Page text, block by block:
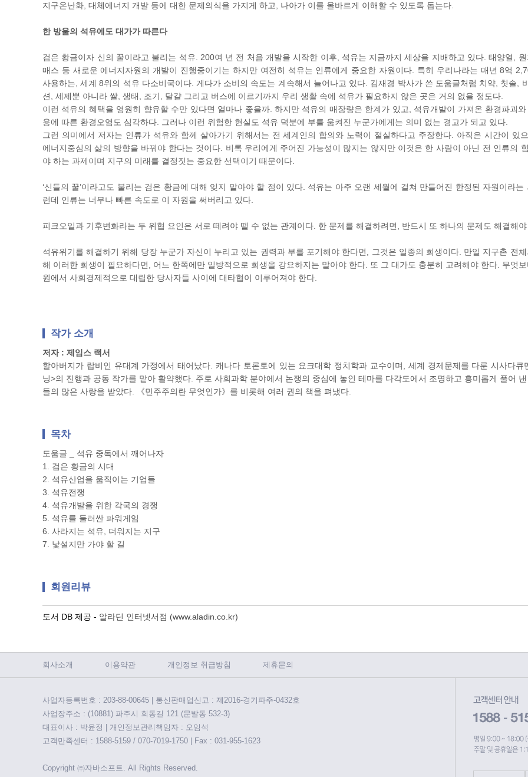
지구온난화, 대체에너지 개발 등에 대한 문제의식을 가지게 하고, 나아가 이를 올바르게 이해할 수 있도록 돕는다.
한 방울의 석유에도 대가가 따른다
검은 황금이자 신의 꿀이라고 불리는 석유. 200여 년 전 처음 개발을 시작한 이후, 석유는 지금까지 세상을 지배하고 있다. 태양열,
매스 등 새로운 에너지자원의 개발이 진행중이기는 하지만 여전히 석유는 인류에게 중요한 자원이다. 특히 우리나라는 매년 8억
사용하는, 세계 8위의 석유 다소비국이다. 게다가 소비의 속도는 계속해서 늘어나고 있다. 김재경 박사가 쓴 도움글처럼 치약, 칫솔,
션, 세제뿐 아니라 쌀, 생태, 조기, 달걀 그리고 버스에 이르기까지 우리 생활 속에 석유가 필요하지 않은 곳은 거의 없을 정도다.
이런 석유의 혜택을 영원히 향유할 수만 있다면 얼마나 좋을까. 하지만 석유의 매장량은 한계가 있고, 석유개발이 가져온 환경파괴
용에 따른 환경오염도 심각하다. 그러나 이런 위험한 현실도 석유 덕분에 부를 움켜진 누군가에게는 의미 없는 경고가 되고 있다.
그런 의미에서 저자는 인류가 석유와 함께 살아가기 위해서는 전 세계인의 합의와 노력이 절실하다고 주장한다. 아직은 시간이 있
에너지중심의 삶의 방향을 바꿔야 한다는 것이다. 비록 우리에게 주어진 가능성이 많지는 않지만 이것은 한 사람이 아닌 전 인류의
야 하는 과제이며 지구의 미래를 결정짓는 중요한 선택이기 때문이다.
‘신들의 꿀’이라고도 불리는 검은 황금에 대해 잊지 말아야 할 점이 있다. 석유는 아주 오랜 세월에 걸쳐 만들어진 한정된 자원이라는
런데 인류는 너무나 빠른 속도로 이 자원을 써버리고 있다.
피크오일과 기후변화라는 두 위협 요인은 서로 떼려야 뗄 수 없는 관계이다. 한 문제를 해결하려면, 반드시 또 하나의 문제도 해결해
석유위기를 해결하기 위해 당장 누군가 자신이 누리고 있는 권력과 부를 포기해야 한다면, 그것은 일종의 희생이다. 만일 지구촌 전
해 이러한 희생이 필요하다면, 어느 한쪽에만 일방적으로 희생을 강요하지는 말아야 한다. 또 그 대가도 충분히 고려해야 한다. 무엇
원에서 사회경제적으로 대립한 당사자들 사이에 대타협이 이루어져야 한다.
작가 소개
저자 : 제임스 랙서
할아버지가 랍비인 유대계 가정에서 태어났다. 캐나다 토론토에 있는 요크대학 정치학과 교수이며, 세계 경제문제를 다룬 시사다큐
닝>의 진행과 공동 작가를 맡아 활약했다. 주로 사회과학 분야에서 논쟁의 중심에 놓인 테마를 다각도에서 조명하고 흥미롭게 풀어
들의 많은 사랑을 받았다. 《민주주의란 무엇인가》를 비롯해 여러 권의 책을 펴냈다.
목차
도움글 _ 석유 중독에서 깨어나자
1. 검은 황금의 시대
2. 석유산업을 움직이는 기업들
3. 석유전쟁
4. 석유개발을 위한 각국의 경쟁
5. 석유를 둘러싼 파워게임
6. 사라지는 석유, 더워지는 지구
7. 낯설지만 가야 할 길
회원리뷰
도서 DB 제공 - 알라딘 인터넷서점 (www.aladin.co.kr)
회사소개 이용약관 개인정보 취급방침 제휴문의
사업자등록번호 : 203-88-00645 | 통신판매업신고 : 제2016-경기파주-0432호
사업장주소 : (10881) 파주시 회동길 121 (문발동 532-3)
대표이사 : 박윤정 | 개인정보관리책임자 : 오임석
고객만족센터 : 1588-5159 / 070-7019-1750 | Fax : 031-955-1623
Copyright ㈜자바소프트. All Rights Reserved.